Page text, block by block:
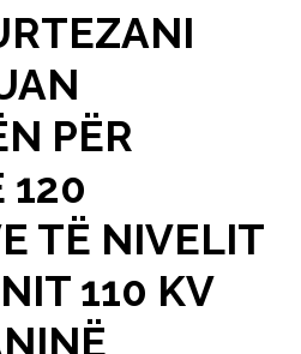
PËR
120
TË NIVELIT
110 KV